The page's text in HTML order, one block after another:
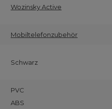
Wozinsky Active
Mobiltelefonzubehör
Schwarz
PVC
ABS